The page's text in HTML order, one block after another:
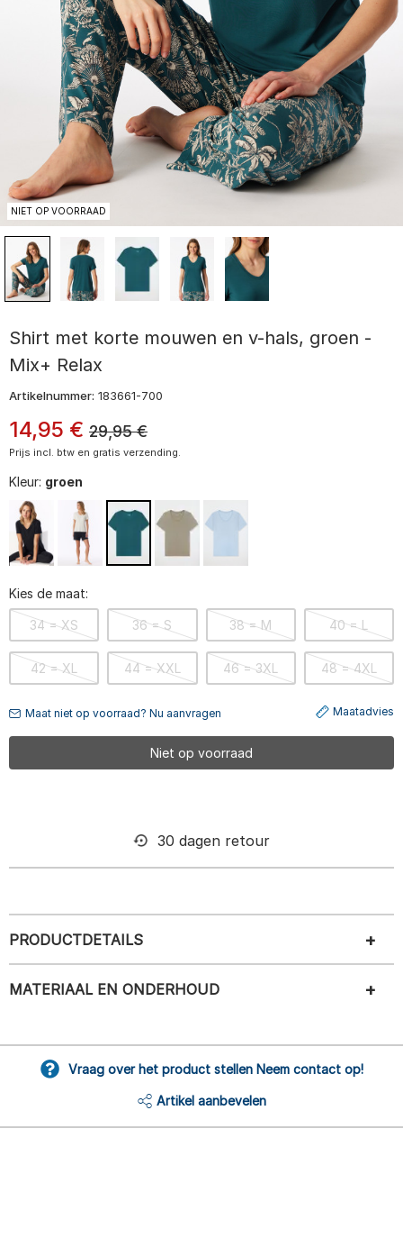
NIET OP VOORRAAD
Shirt met korte mouwen en v-hals, groen -
Mix+ Relax
Artikelnummer: 183661-700
14,95 € 29,95€
Prijs incl. btw en gratis verzending.
Kleur: groen
Kies de maat:
34 = XS 36 = S 38 = M 40 = L
42 = XL 44 = XXL 46 = 3XL 48 = 4XL
Maat niet op voorraad? Nu aanvragen Maatadvies
Niet op voorraad
30 dagen retour
PRODUCTDETAILS
MATERIAAL EN ONDERHOUD
Vraag over het product stellen Neem contact op!
Artikel aanbevelen